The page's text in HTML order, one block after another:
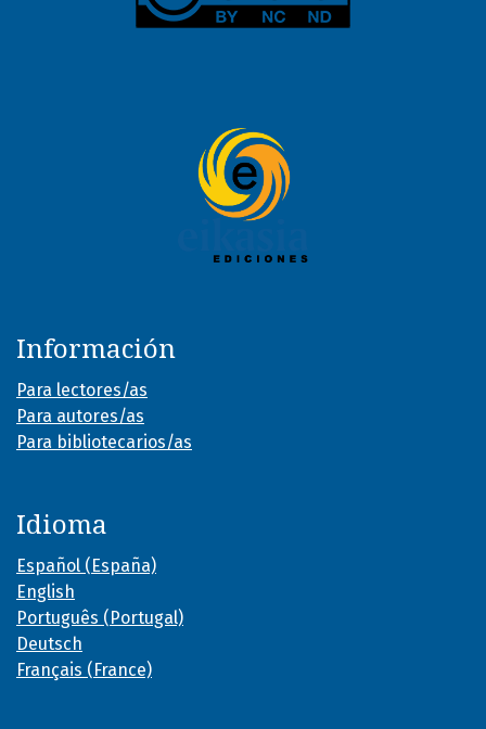
Información
Para lectores/as
Para autores/as
Para bibliotecarios/as
Idioma
Español (España)
English
Português (Portugal)
Deutsch
Français (France)